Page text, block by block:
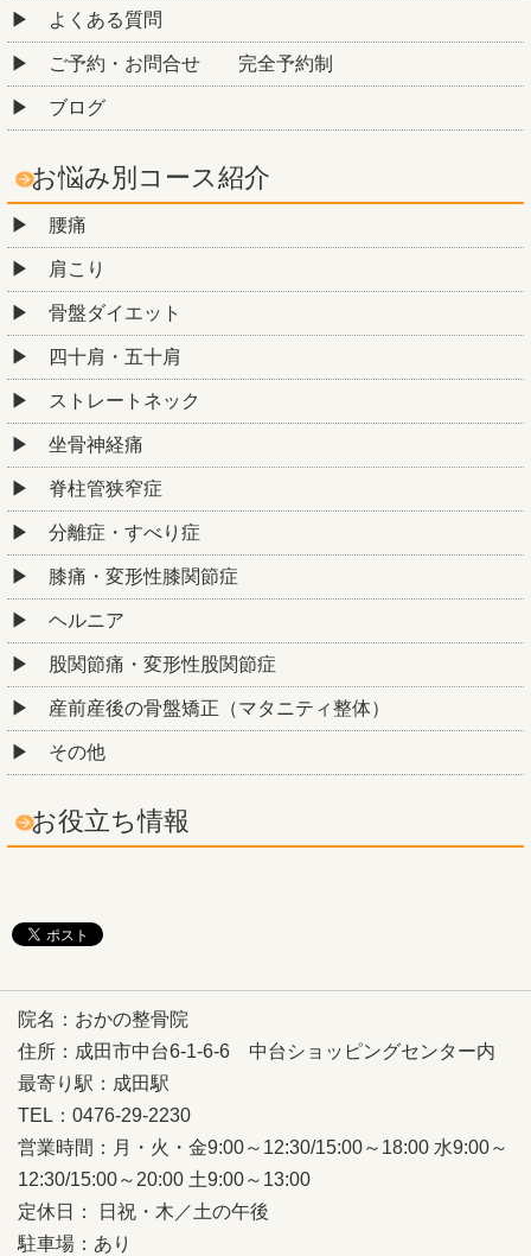
よくある質問
ご予約・お問合せ 完全予約制
ブログ
お悩み別コース紹介
腰痛
肩こり
骨盤ダイエット
四十肩・五十肩
ストレートネック
坐骨神経痛
脊柱管狭窄症
分離症・すべり症
膝痛・変形性膝関節症
ヘルニア
股関節痛・変形性股関節症
産前産後の骨盤矯正（マタニティ整体）
その他
お役立ち情報
院名：おかの整骨院
住所：成田市中台6-1-6-6 中台ショッピングセンター内
最寄り駅：成田駅
TEL：0476-29-2230
営業時間：月・火・金9:00～12:30/15:00～18:00 水9:00～
12:30/15:00～20:00 土9:00～13:00
定休日： 日祝・木／土の午後
駐車場：あり